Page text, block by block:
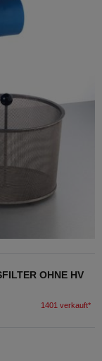
OHNE HV
1401 verkauft*